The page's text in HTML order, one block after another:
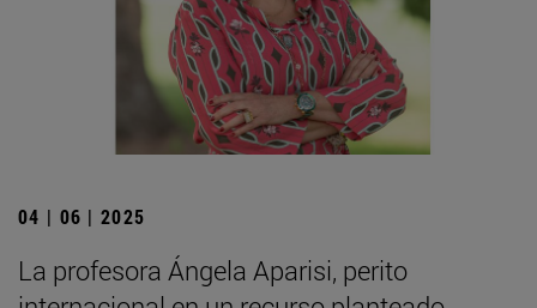
04 | 06 | 2025
La profesora Ángela Aparisi, perito